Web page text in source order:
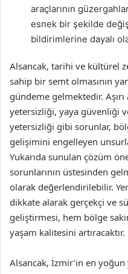
araçlarının
esnek bir şekilde
bildirimlerine dayalı
Alsancak, tarihi ve kültürel
sahip bir semt olmasının
gündeme gelmektedir.
yetersizliği, yaya güvenliği
yetersizliği gibi sorunlar,
gelişimini engelleyen
Yukarıda sunulan çözüm
sorunlarının üstesinden
olarak değerlendirilebilir.
dikkate alarak gerçekçi ve
geliştirmesi, hem bölge
yaşam kalitesini artıracaktır.
Alsancak, İzmir’in en